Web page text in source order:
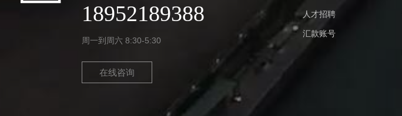
18952189388
周一到周六 8:30-5:30
在线咨询
人才招聘
汇款账号